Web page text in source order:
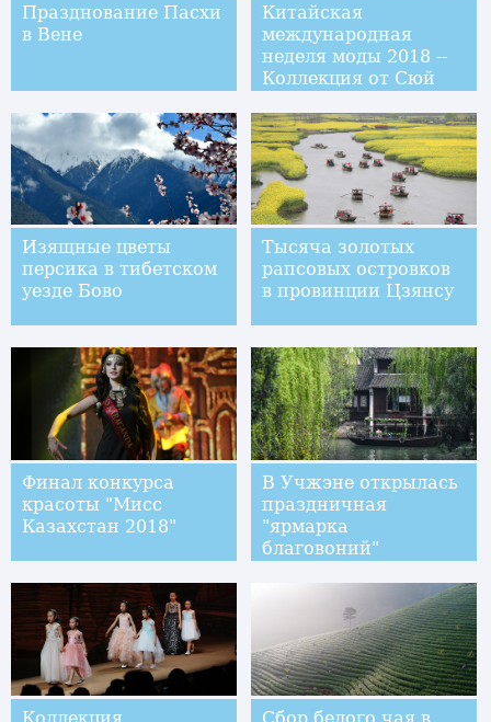
Празднование Пасхи
в Вене
Китайская
международная
неделя моды 2018 --
Коллекция от Сюй
Изящные цветы
персика в тибетском
уезде Бово
Тысяча золотых
рапсовых островков
в провинции Цзянсу
Финал конкурса
красоты "Мисс
Казахстан 2018"
В Учжэне открылась
праздничная
"ярмарка
благовоний"